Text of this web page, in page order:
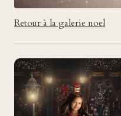
Retour à la galerie noel